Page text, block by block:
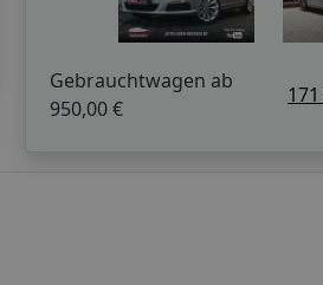
Gebrauchtwagen ab
950,00 €